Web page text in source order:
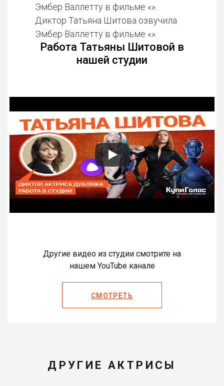
Эмбер Валлетту в фильме «».
Диктор Татьяна Шитова озвучила
Эмбер Валлетту в фильме «».
Работа Татьяны Шитовой в
нашей студии
Другие видео из студии смотрите на
нашем YouTube канале
СМОТРЕТЬ
ДРУГИЕ АКТРИСЫ